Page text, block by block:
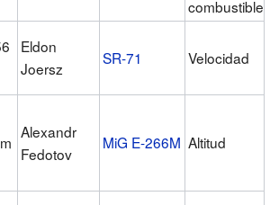
combustible
Eldon
Joersz
SR-71 Velocidad
Alexandr
Fedotov
MiG E-266M Altitud